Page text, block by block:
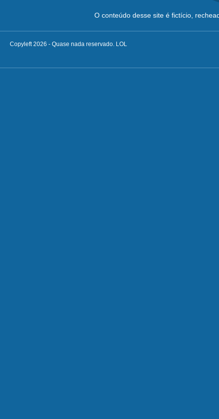
O conteúdo desse site é fictício,
Copyleft 2026 - Quase nada reservado. LOL